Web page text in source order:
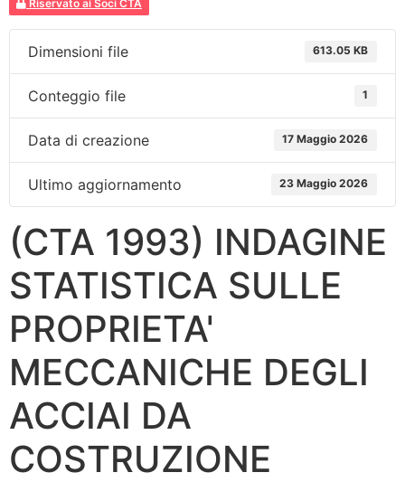
Riservato ai Soci CTA
Dimensioni file 613.05 KB
Conteggio file 1
Data di creazione 17 Maggio 2026
Ultimo aggiornamento 23 Maggio 2026
(CTA 1993) INDAGINE
STATISTICA SULLE
PROPRIETA'
MECCANICHE DEGLI
ACCIAI DA
COSTRUZIONE